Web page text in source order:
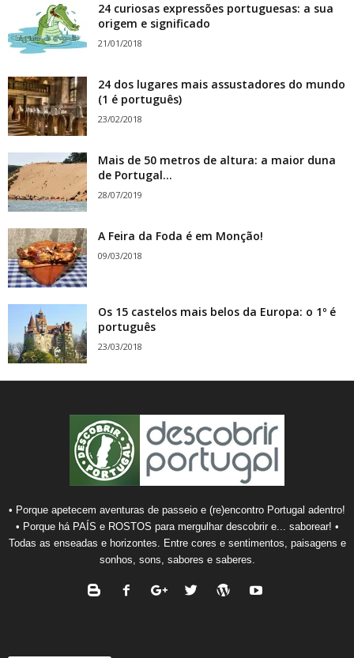
24 curiosas expressões portuguesas: a sua
origem e significado
21/01/2018
24 dos lugares mais assustadores do mundo
(1 é português)
23/02/2018
Mais de 50 metros de altura: a maior duna
de Portugal...
28/07/2019
A Feira da Foda é em Monção!
09/03/2018
Os 15 castelos mais belos da Europa: o 1º é
português
23/03/2018
• Porque apetecem aventuras de passeio e (re)encontro Portugal adentro!
• Porque há PAÍS e ROSTOS para mergulhar descobrir e... saborear! •
Todas as enseadas e horizontes. Entre cores e sentimentos, paisagens e
sonhos, sons, sabores e saberes.